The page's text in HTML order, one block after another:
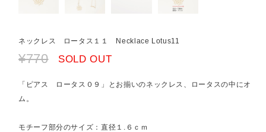
ネックレス ロータス１１ Necklace Lotus11
¥770 SOLD OUT
「ピアス ロータス０９」とお揃いのネックレス、ロータスの中にオ
ム。
モチーフ部分のサイズ：直径１.６ｃｍ